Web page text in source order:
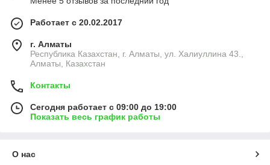
Работает с 20.02.2017
г. Алматы
Республика Казахстан, г. Алматы, ул. Халиуллина 43.,
Алматы, Казахстан
Контакты
Сегодня работает с 09:00 до 19:00
Показать весь график работы
О нас